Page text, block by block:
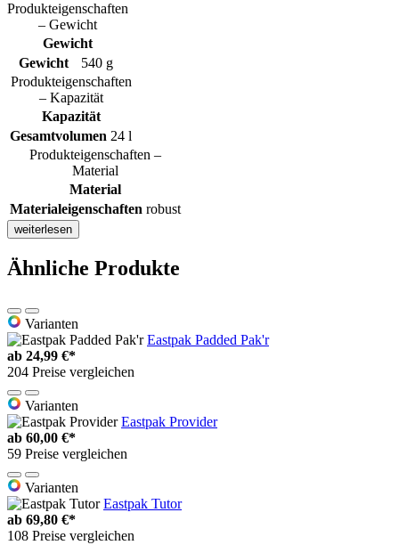
Produkteigenschaften
– Gewicht
Gewicht
Gewicht
540 g
Produkteigenschaften
– Kapazität
Kapazität
Gesamtvolumen 24 l
Produkteigenschaften –
Material
Material
Materialeigenschaften robust
weiterlesen
Ähnliche Produkte
Varianten
Eastpak Padded Pak'r
ab 24,99 €*
204 Preise vergleichen
Varianten
Eastpak Provider
ab 60,00 €*
59 Preise vergleichen
Varianten
Eastpak Tutor
ab 69,80 €*
108 Preise vergleichen